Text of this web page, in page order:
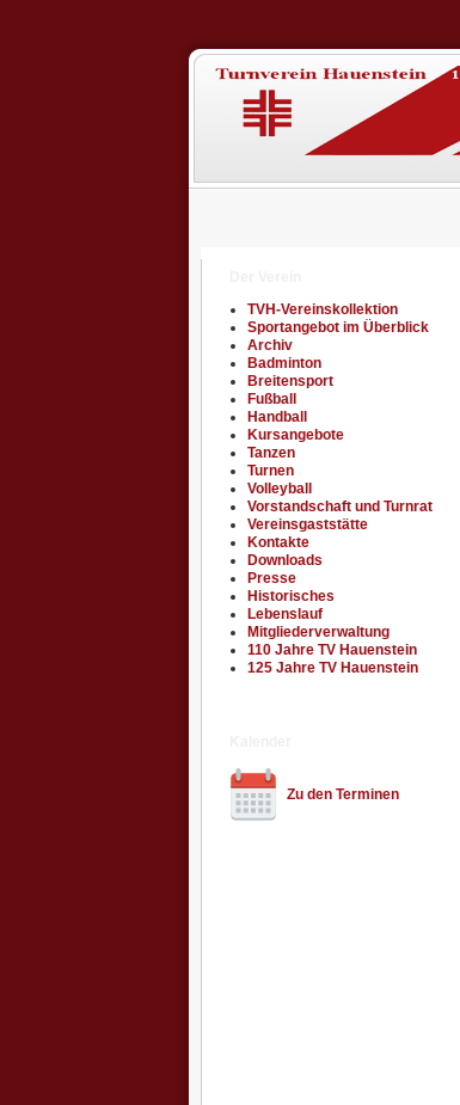
TVH-Vereinskollektion
Sportangebot im Überblick
Archiv
Badminton
Breitensport
Fußball
Handball
Kursangebote
Tanzen
Turnen
Volleyball
Vorstandschaft und Turnrat
Vereinsgaststätte
Kontakte
Downloads
Presse
Historisches
Lebenslauf
Mitgliederverwaltung
110 Jahre TV Hauenstein
125 Jahre TV Hauenstein
Zu den Terminen